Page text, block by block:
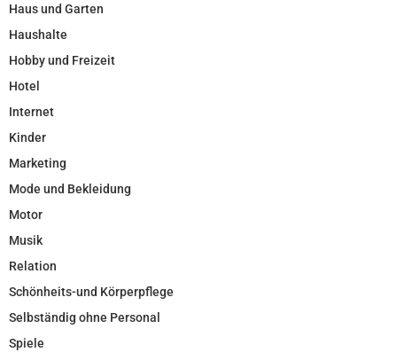
Haus und Garten
Haushalte
Hobby und Freizeit
Hotel
Internet
Kinder
Marketing
Mode und Bekleidung
Motor
Musik
Relation
Schönheits-und Körperpflege
Selbständig ohne Personal
Spiele